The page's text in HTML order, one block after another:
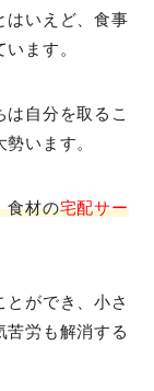
はいえど、食事
ます。
自分を取るこ
います。
食材の宅配サー
とができ、小さ
苦労も解消する